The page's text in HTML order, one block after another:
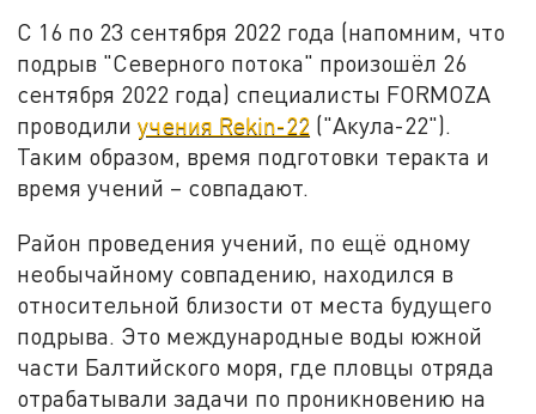
С 16 по 23 сентября 2022 года (напомним, что
подрыв "Северного потока" произошёл 26
сентября 2022 года) специалисты FORMOZA
проводилиучения Rekin-22 ("Акула-22").
Таким образом, время подготовки теракта и
время учений – совпадают.
Район проведения учений, по ещё одному
необычайному совпадению, находился в
относительной близости от места будущего
подрыва. Это международные воды южной
части Балтийского моря, где пловцы отряда
отрабатывали задачи по проникновению на